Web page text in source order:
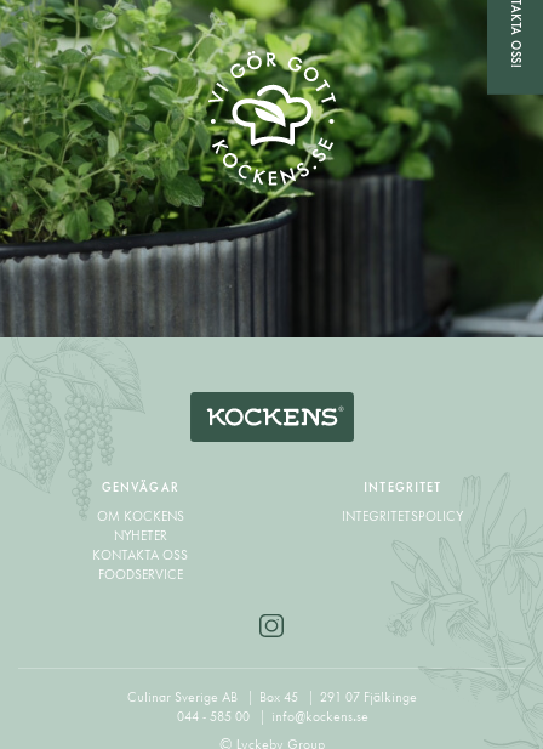
GENVÄGAR
OM KOCKENS
NYHETER
KONTAKTA OSS
FOODSERVICE
INTEGRITET
INTEGRITETSPOLICY
© Lyckeby Group
Culinar Sverige AB Box 45
291 07 Fjälkinge
044 - 585 00
info@kockens.se